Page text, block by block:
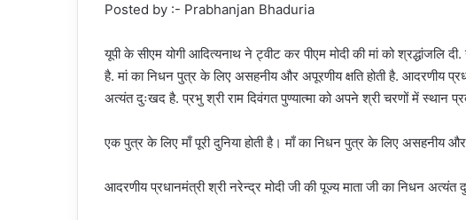
Posted by :- Prabhanjan Bhaduria
यूपी के सीएम योगी आदित्यनाथ ने ट्वीट कर पीएम मोदी की मां को श्रद्धांजलि
है. मां का निधन पुत्र के लिए असहनीय और अपूरणीय क्षति होती है. आदरणीय
अत्यंत दुःखद है. प्रभु श्री राम दिवंगत पुण्यात्मा को अपने श्री चरणों में स्थान
एक पुत्र के लिए माँ पूरी दुनिया होती है। माँ का निधन पुत्र के लिए असहनीय और
आदरणीय प्रधानमंत्री श्री नरेन्द्र मोदी जी की पूज्य माता जी का निधन अत्यंत